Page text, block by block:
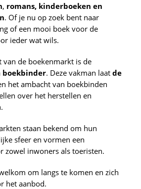
, romans, kinderboeken en
. Of je nu op zoek bent naar
of een mooi boek voor de
ieder wat wils.
van de boekenmarkt is de
boekbinder. Deze vakman laat de
het ambacht van boekbinden
over het herstellen en
staan bekend om hun
sfeer en vormen een
zowel inwoners als toeristen.
om langs te komen en zich
het aanbod.